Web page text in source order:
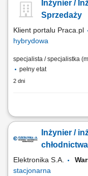
doradzać dla nowych i
obowiązków:
Inżynier /
Sprzedaży
Klient portalu Praca.pl
hybrydowa
specjalista / specjalistka
pełny etat
2 dni
Kalkulacja kosztów
zewnętrznych dla zleceń
oraz rejestracja zapytań
z działami technicznymi i
Inżynier /
chłodnictwa
Elektronika S.A.
stacjonarna